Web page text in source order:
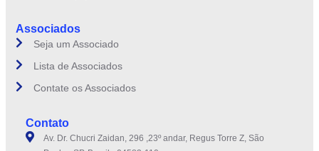
Associados
Seja um Associado
Lista de Associados
Contate os Associados
Contato
Av. Dr. Chucri Zaidan, 296 ,23º andar, Regus Torre Z, São